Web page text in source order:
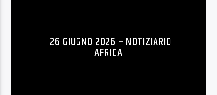
26 GIUGNO 2026 – NOTIZIARIO
AFRICA